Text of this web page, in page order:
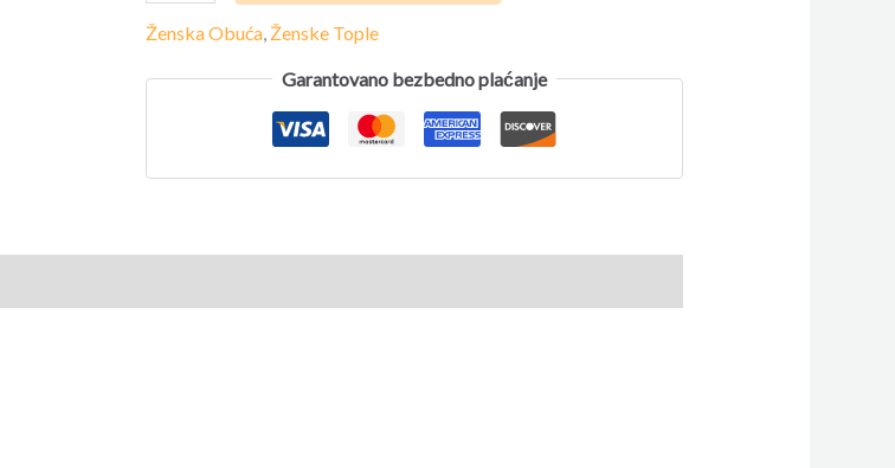
Ženska Obuća, Ženske Tople
Garantovano bezbedno plaćanje